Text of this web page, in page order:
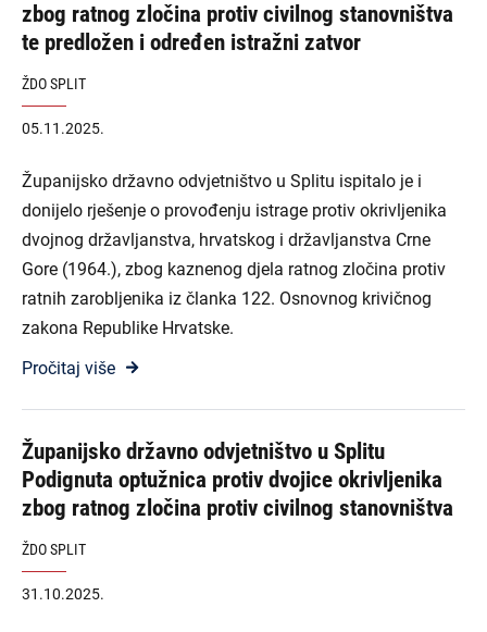
zbog ratnog zločina protiv civilnog stanovništva
te predložen i određen istražni zatvor
ŽDO SPLIT
05.11.2025.
Županijsko državno odvjetništvo u Splitu ispitalo je i
donijelo rješenje o provođenju istrage protiv okrivljenika
dvojnog državljanstva, hrvatskog i državljanstva Crne
Gore (1964.), zbog kaznenog djela ratnog zločina protiv
ratnih zarobljenika iz članka 122. Osnovnog krivičnog
zakona Republike Hrvatske.
Pročitaj više
Županijsko državno odvjetništvo u Splitu
Podignuta optužnica protiv dvojice okrivljenika
zbog ratnog zločina protiv civilnog stanovništva
ŽDO SPLIT
31.10.2025.